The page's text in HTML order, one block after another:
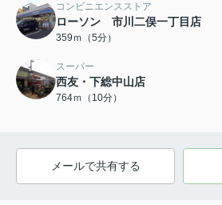
コンビニエンスストア
ローソン 市川二俣一丁目店
359ｍ（5分）
スーパー
西友・下総中山店
764ｍ（10分）
メールで共有する